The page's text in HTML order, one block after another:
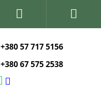
+380 57 717 5156
+380 67 575 2538